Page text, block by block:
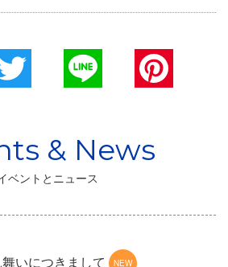
ベントとニュース
いにつきまして